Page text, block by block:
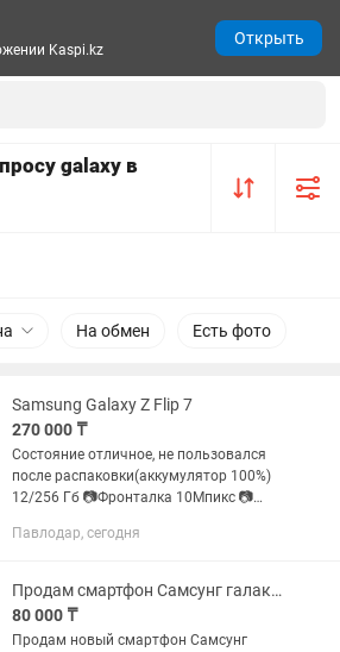
galaxy в
На обмен Есть фото
Samsung Galaxy Z Flip 7
270 000 ₸
Состояние отличное, не пользовался
после распаковки(аккумулятор 100%)
12/256 Гб 📷Фронталка 10Мпикс 📷
Аккумулятор 4300мАч Это смартфон
Павлодар, сегодня
Продам смартфон Самсунг галакси А17
80 000 ₸
Продам новый смартфон Самсунг
Kaspi.kz
Открыть